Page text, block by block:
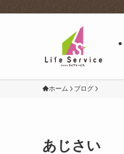
ホーム ブログ
あじさい